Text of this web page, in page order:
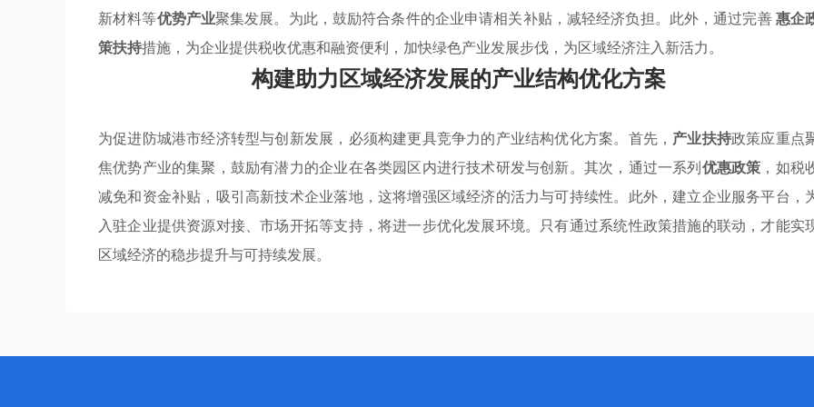
新材料等优势产业聚集发展。为此，鼓励符合条件的企业申请相关补贴，减轻经济负担。此外，通过完善惠企
策扶持措施，为企业提供税收优惠和融资便利，加快绿色产业发展步伐，为区域经济注入新活力。
构建助力区域经济发展的产业结构优化方案
为促进防城港市经济转型与创新发展，必须构建更具竞争力的产业结构优化方案。首先， 产业扶持政策应重点
焦优势产业的集聚，鼓励有潜力的企业在各类园区内进行技术研发与创新。其次，通过一系列优惠政策 ，如税
减免和资金补贴，吸引高新技术企业落地，这将增强区域经济的活力与可持续性。此外，建立企业服务平台，
入驻企业提供资源对接、市场开拓等支持，将进一步优化发展环境。只有通过系统性政策措施的联动，才能实
区域经济的稳步提升与可持续发展。